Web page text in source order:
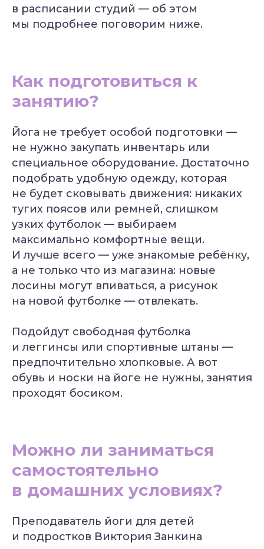
в расписании студий — об этом
мы подробнее поговорим ниже.
Как подготовиться к
занятию?
Йога не требует особой подготовки —
не нужно закупать инвентарь или
специальное оборудование. Достаточно
подобрать удобную одежду, которая
не будет сковывать движения: никаких
тугих поясов или ремней, слишком
узких футболок — выбираем
максимально комфортные вещи.
И лучше всего — уже знакомые ребёнку,
а не только что из магазина: новые
лосины могут впиваться, а рисунок
на новой футболке — отвлекать.
Подойдут свободная футболка
и леггинсы или спортивные штаны —
предпочтительно хлопковые. А вот
обувь и носки на йоге не нужны, занятия
проходят босиком.
Можно ли заниматься
самостоятельно
в домашних условиях?
Преподаватель йоги для детей
и подростков Виктория Занкина